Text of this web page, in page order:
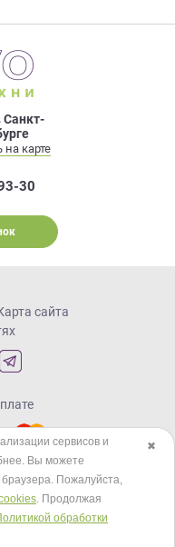
на карте
30
сайта
✖
сервисов и
Вы можете
браузера. Пожалуйста,
. Продолжая
обработки